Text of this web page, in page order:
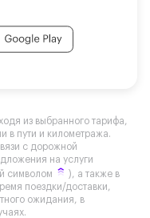
из выбранного тарифа,
в пути и километража.
с дорожной
на услуги
символом
), а также в
поездки/доставки,
ожидания, в